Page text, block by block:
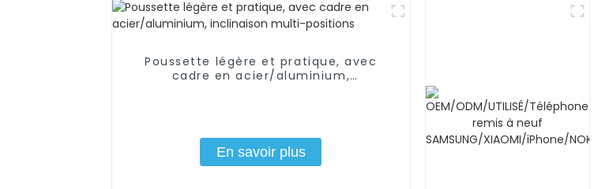
Poussette légère et pratique, avec
cadre en acier/aluminium,
En savoir plus